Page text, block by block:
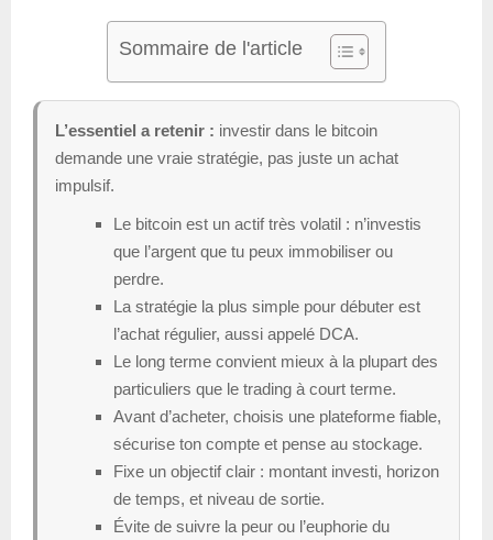
Sommaire de l'article
L’essentiel a retenir : investir dans le bitcoin
demande une vraie stratégie, pas juste un achat
impulsif.
Le bitcoin est un actif très volatil : n’investis
que l’argent que tu peux immobiliser ou
perdre.
La stratégie la plus simple pour débuter est
l’achat régulier, aussi appelé DCA.
Le long terme convient mieux à la plupart des
particuliers que le trading à court terme.
Avant d’acheter, choisis une plateforme fiable,
sécurise ton compte et pense au stockage.
Fixe un objectif clair : montant investi, horizon
de temps, et niveau de sortie.
Évite de suivre la peur ou l’euphorie du